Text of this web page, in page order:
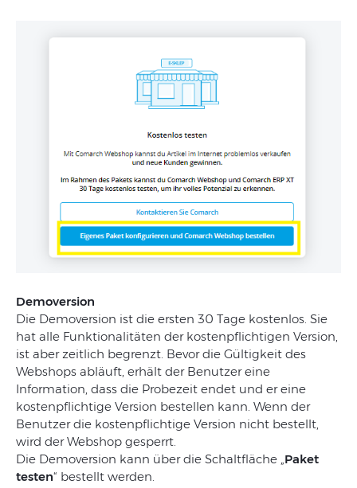
Demoversion
Die Demoversion ist die ersten 30 Tage kostenlos. Sie
hat alle Funktionalitäten der kostenpflichtigen Version,
ist aber zeitlich begrenzt. Bevor die Gültigkeit des
Webshops abläuft, erhält der Benutzer eine
Information, dass die Probezeit endet und er eine
kostenpflichtige Version bestellen kann. Wenn der
Benutzer die kostenpflichtige Version nicht bestellt,
wird der Webshop gesperrt.
Die Demoversion kann über die Schaltfläche „Paket
testen“ bestellt werden.